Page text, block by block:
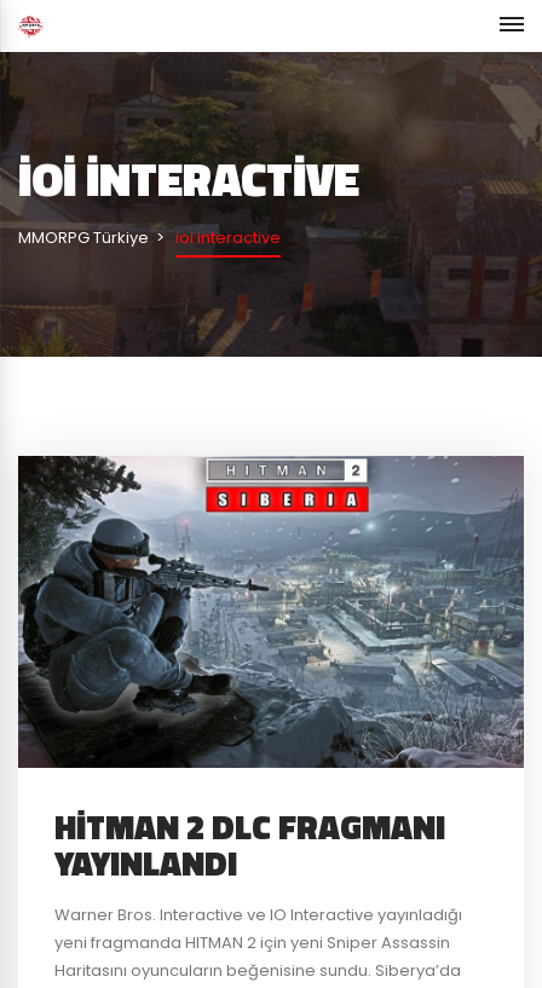
IOI INTERACTIVE
MMORPG Türkiye ioi interactive
HITMAN 2 DLC FRAGMANI
YAYINLANDI
Warner Bros. Interactive ve IO Interactive yayınladığı
yeni fragmanda HITMAN 2 için yeni Sniper Assassin
Haritasını oyuncuların beğenisine sundu. Siberya’da